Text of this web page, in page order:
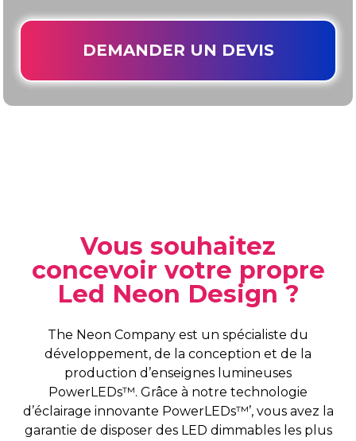
DEMANDER UN DEVIS
Vous souhaitez
concevoir votre propre
Led Neon Design ?
The Neon Company est un spécialiste du
développement, de la conception et de la
production d’enseignes lumineuses
PowerLEDs™. Grâce à notre technologie
d’éclairage innovante PowerLEDs™’, vous avez la
garantie de disposer des LED dimmables les plus